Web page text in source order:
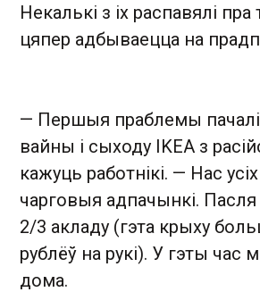
Некалькі з іх распавялі
цяпер адбываецца на
— Першыя праблемы
вайны і сыходу IKEA з
кажуць работнікі. — Нас
чарговыя адпачынкі. Пасля
2/3 акладу (гэта крыху
рублёў на рукі). У гэты час
дома.